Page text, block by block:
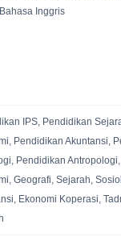
Inggris
IPS, Pendidikan
Pendidikan Akuntansi,
Pendidikan
Geografi, Sejarah,
Ekonomi Koperasi,